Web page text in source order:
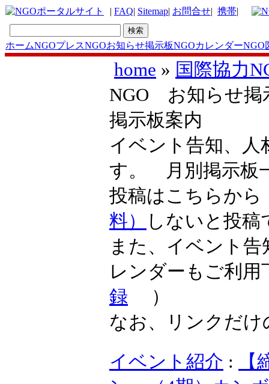
| FAQ| Sitemap| お問合せ| 携帯|
ホームNGOプレスNGOお知らせ掲示板NGOカレンダーNGO
home»国際
NGO お知ら
掲示板案内
イベント告知
す。 月別掲
投稿はこち
料）しないと
また、イベン
レンダーもご
録）